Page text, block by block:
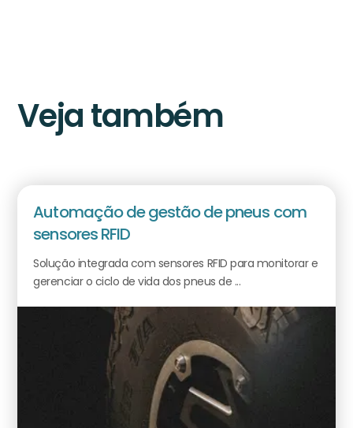
Veja também
Automação de gestão de pneus com
sensores RFID
Solução integrada com sensores RFID para monitorar e
gerenciar o ciclo de vida dos pneus de ...